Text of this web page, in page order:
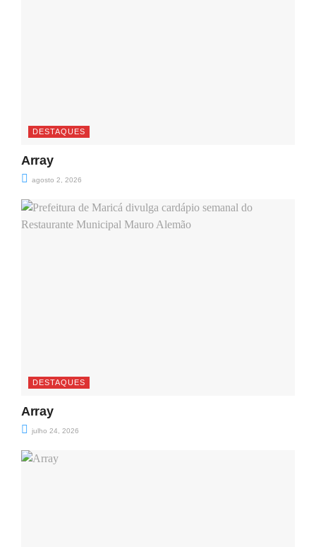
DESTAQUES
Array
agosto 2, 2026
DESTAQUES
Array
julho 24, 2026